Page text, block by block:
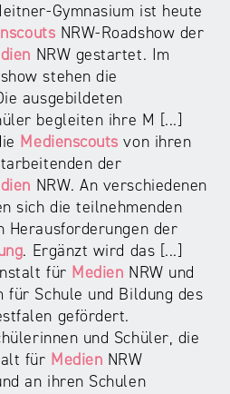
Gymnasium ist heute
NRW-Roadshow der
NRW gestartet. Im
stehen die
ausgebildeten
begleiten ihre M [...]
Medienscouts von ihren
der
NRW. An verschiedenen
sich die teilnehmenden
Herausforderungen der
. Ergänzt wird das [...]
für Medien NRW und
Schule und Bildung des
gefördert.
und Schüler, die
für Medien NRW
an ihren Schulen